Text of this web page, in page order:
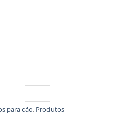
FEED 0.9 LT / 23 CM
para cão, Produtos